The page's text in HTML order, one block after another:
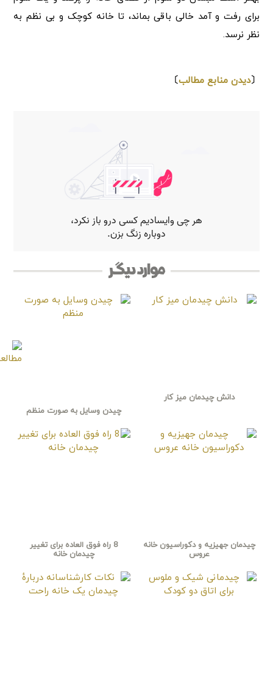
برای رفت و آمد خالی باقی بماند، تا خانه کوچک و بی نظم به
نظر نرسد.
〔دیدن منابع مطالب〕
موارد دیگر
دانش چیدمان میز کار
چیدن وسایل به صورت منظم
چیدمان جهیزیه و دکوراسیون خانه
عروس
8 راه فوق العاده برای تغییر
چیدمان خانه